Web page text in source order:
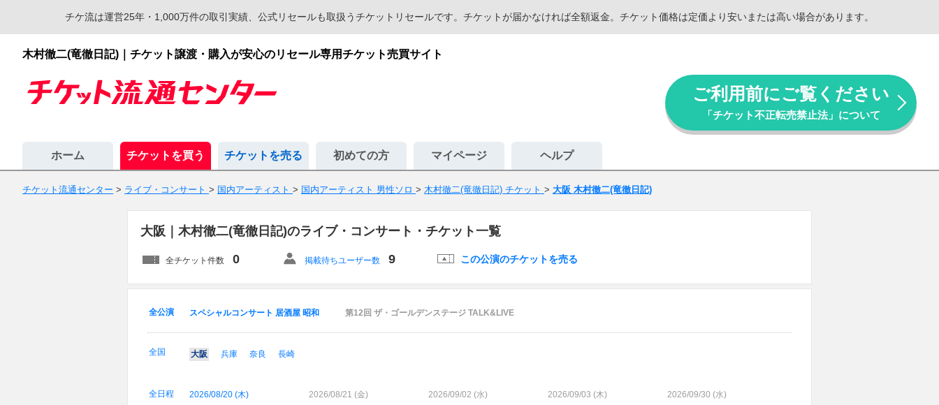
チケ流は運営25年・1,000万件の取引実績、公式リセールも取扱うチケットリセールです。チケットが届かなければ全額返金。チケット価格は定価より安いまたは高い場合があります。
木村徹二(竜徹日記)｜チケット譲渡・購入が安心のリセール専用チケット売買サイト
ご利用前にご覧ください
「チケット不正転売禁止法」について
ホーム チケットを買う チケットを売る 初めての方 マイページ ヘルプ
チケット流通センター > ライブ・コンサート > 国内アーティスト > 国内アーティスト 男性ソロ > 木村徹二(竜徹日記) チケット > 大阪 木村徹二(竜徹日記)
大阪｜木村徹二(竜徹日記)のライブ・コンサート・チケット一覧
全チケット件数 0 掲載待ちユーザー数 9 この公演のチケットを売る
全公演 スペシャルコンサート 居酒屋 昭和 第12回 ザ・ゴールデンステージ TALK&LIVE
全国 大阪 兵庫 奈良 長崎
全日程 2026/08/20 (木) 2026/08/21 (金) 2026/09/02 (水) 2026/09/03 (木) 2026/09/30 (水)